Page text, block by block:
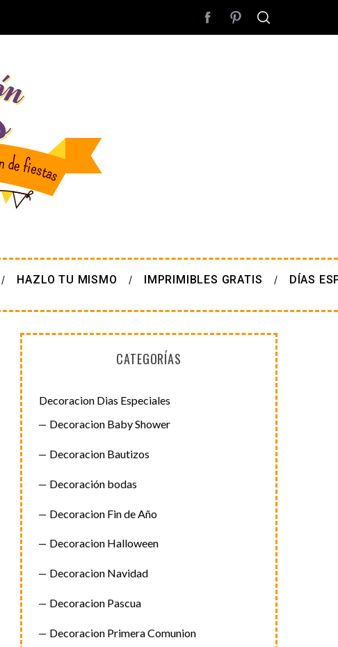
HAZLO TU MISMO IMPRIMIBLES GRATIS DÍAS
CATEGORÍAS
Decoracion Dias Especiales
Decoracion Baby Shower
Decoracion Bautizos
Decoración bodas
Decoracion Fin de Año
Decoracion Halloween
Decoracion Navidad
Decoracion Pascua
Decoracion Primera Comunion